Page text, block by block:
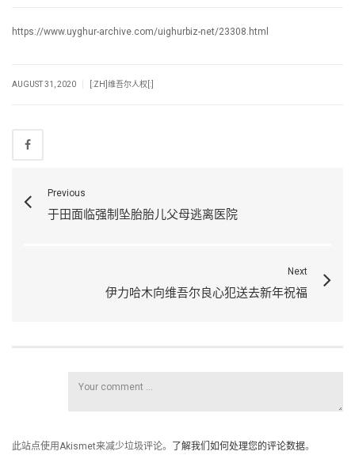
https://www.uyghur-archive.com/uighurbiz-net/23308.html
AUGUST 31, 2020 [:ZH]维吾尔人权[:]
Previous
于田面临强制坠胎胎儿父母逃离医院
Next
伊力哈木向维吾尔良心犯送去新年祝福
此站点使用Akismet来减少垃圾评论。 了解我们如何处理您的评论数据。